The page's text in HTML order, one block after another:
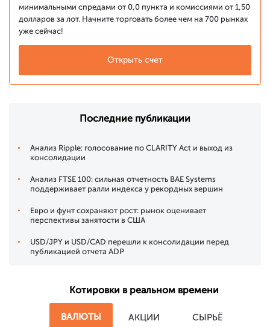
минимальными спредами от 0,0 пункта и комиссиями от 1,50
долларов за лот. Начните торговать более чем на 700 рынках
уже сейчас!
Открыть счет
Последние публикации
Анализ Ripple: голосование по CLARITY Act и выход из
консолидации
Анализ FTSE 100: сильная отчетность BAE Systems
поддерживает ралли индекса у рекордных вершин
Евро и фунт сохраняют рост: рынок оценивает
перспективы занятости в США
USD/JPY и USD/CAD перешли к консолидации перед
публикацией отчета ADP
Котировки в реальном времени
ВАЛЮТЫ АКЦИИ СЫРЬЁ